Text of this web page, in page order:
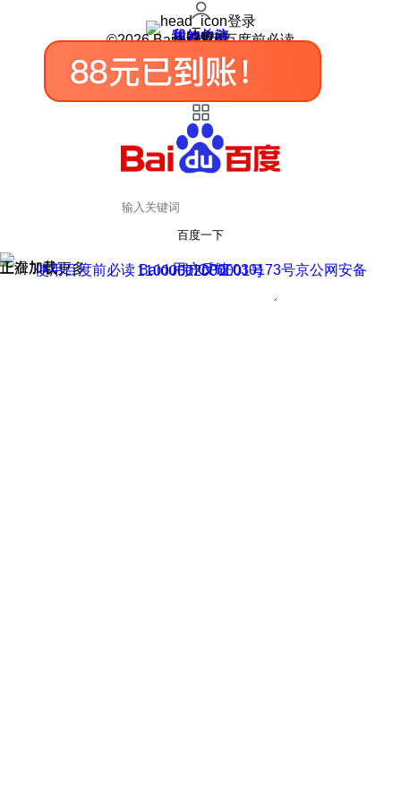
登录
我的关注
我的收藏
皮肤中心
用户反馈
设置
©2026 Baidu 使用百度前必读
百度一下
正在加载
上滑加载更多 用户反馈
使用百度前必读 Baidu 京ICP证030173号
京公网安备11000002000001号